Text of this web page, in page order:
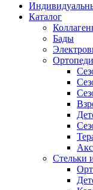
Каталог
Бады
Стельки